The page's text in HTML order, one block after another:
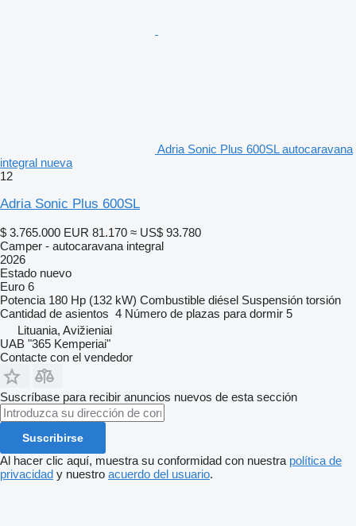
Adria Sonic Plus 600SL autocaravana
integral nueva
12
Adria Sonic Plus 600SL
$ 3.765.000 EUR 81.170 ≈ US$ 93.780
Camper - autocaravana integral
2026
Estado nuevo
Euro 6
Potencia 180 Hp (132 kW) Combustible diésel Suspensión torsión
Cantidad de asientos 4 Número de plazas para dormir 5
Lituania, Avižieniai
UAB "365 Kemperiai"
Contacte con el vendedor
Suscríbase para recibir anuncios nuevos de esta sección
Suscribirse
Al hacer clic aquí, muestra su conformidad con nuestra política de
privacidad y nuestro acuerdo del usuario.